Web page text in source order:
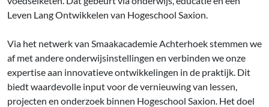
Leven Lang Ontwikkelen van Hogeschool Saxion.
Via het netwerk van Smaakacademie Achterhoek stemmen we
af met andere onderwijsinstellingen en verbinden we onze
expertise aan innovatieve ontwikkelingen in de praktijk. Dit
biedt waardevolle input voor de vernieuwing van lessen,
projecten en onderzoek binnen Hogeschool Saxion. Het doel